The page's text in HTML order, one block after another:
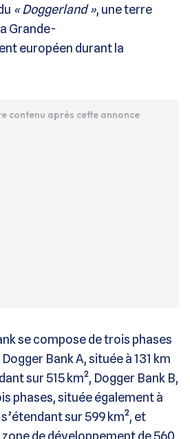
« Doggerland », une terre
Grande-
européen durant la
contenu après cette annonce
se compose de trois phases
Bank A, située à 131 km
sur 515 km², Dogger Bank B,
phases, située également à
sur 599 km², et
zone de développement de 560